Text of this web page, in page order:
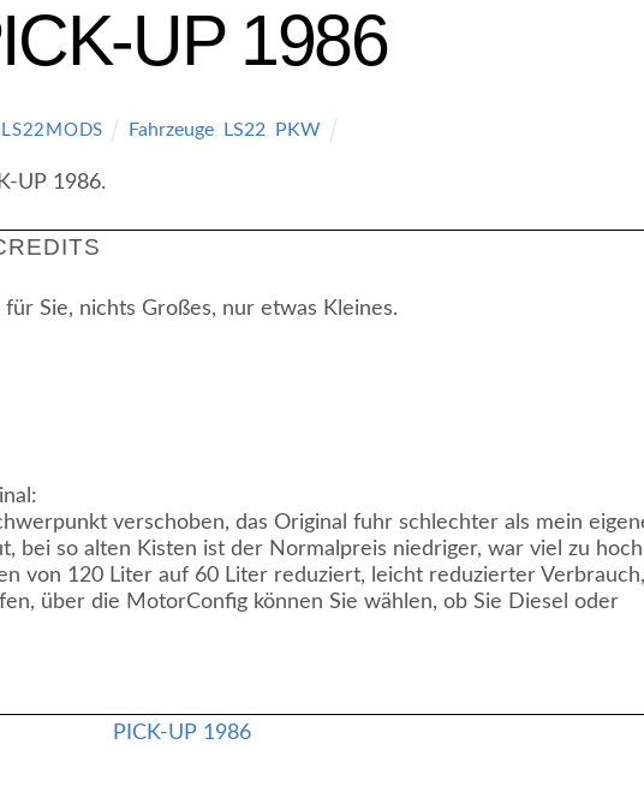
UP 1986
LS22MODS Fahrzeuge LS22 PKW
UP 1986.
Sie, nichts Großes, nur etwas Kleines.
verschoben, das Original fuhr schlechter als mein
bei so alten Kisten ist der Normalpreis niedriger, war viel zu hoch
von 120 Liter auf 60 Liter reduziert, leicht reduzierter Verbrauch,
über die MotorConfig können Sie wählen, ob Sie Diesel oder